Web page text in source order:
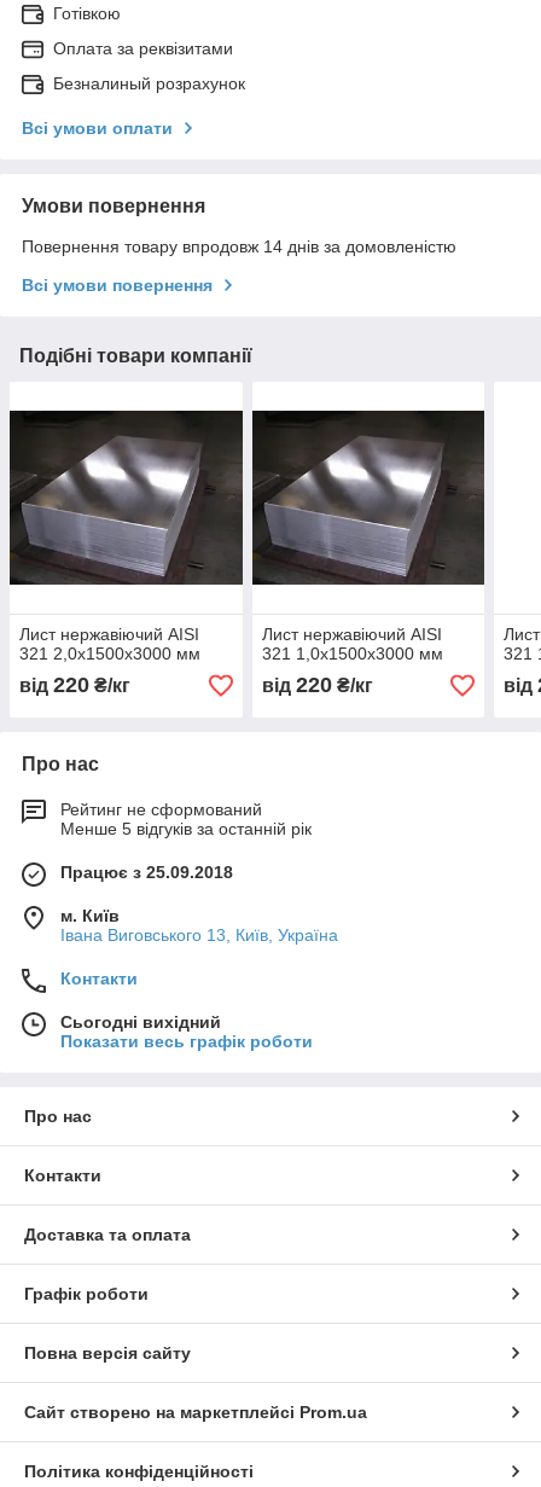
Готівкою
Оплата за реквізитами
Безналиный розрахунок
Всі умови оплати
Умови повернення
Повернення товару впродовж 14 днів за домовленістю
Всі умови повернення
Подібні товари компанії
Лист нержавіючий AISI
321 2,0х1500х3000 мм
від 220 ₴/кг
Лист нержавіючий AISI
321 1,0х1500х3000 мм
від 220₴/кг
321
від
Про нас
Рейтинг не сформований
Менше 5 відгуків за останній рік
Працює з 25.09.2018
м. Київ
Івана Виговського 13, Київ, Україна
Контакти
Сьогодні вихідний
Показати весь графік роботи
Про нас
Контакти
Доставка та оплата
Графік роботи
Повна версія сайту
Сайт створено на маркетплейсі Prom.ua
Політика конфіденційності